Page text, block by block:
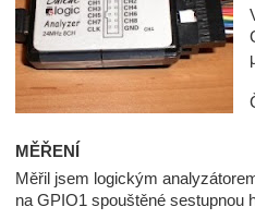
MĚŘENÍ
Měřil jsem logickým
na GPIO1 spouštěné sestupnou